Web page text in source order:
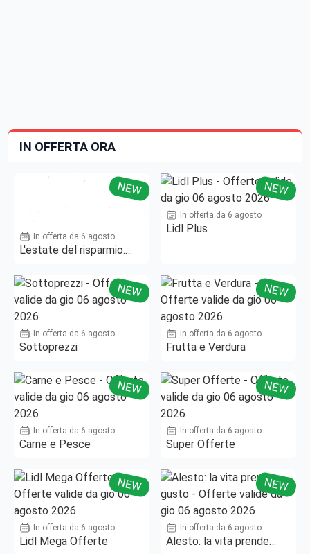
IN OFFERTA ORA
NEW
In offerta da 6 agosto
L'estate del risparmio.
NEW
In offerta da 6 agosto
Lidl Plus
NEW
In offerta da 6 agosto
Sottoprezzi
NEW
In offerta da 6 agosto
Frutta e Verdura
NEW
In offerta da 6 agosto
Carne e Pesce
NEW
In offerta da 6 agosto
Super Offerte
NEW
In offerta da 6 agosto
Lidl Mega Offerte
NEW
In offerta da 6 agosto
Alesto: la vita prende